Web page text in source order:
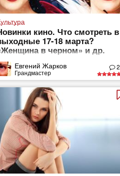
кино. Что смотреть в
17-18 марта?
в черном» и др.
Евгений Жарков
Грандмастер
2